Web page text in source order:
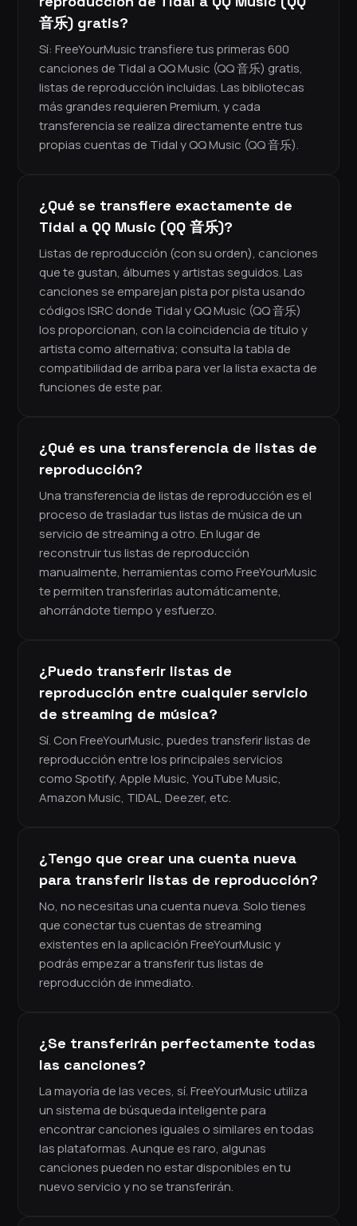
音乐) gratis?
Sí: FreeYourMusic transfiere tus primeras 600
canciones de Tidal a QQ Music (QQ 音乐) gratis,
listas de reproducción incluidas. Las bibliotecas
más grandes requieren Premium, y cada
transferencia se realiza directamente entre tus
propias cuentas de Tidal y QQ Music (QQ 音乐).
¿Qué se transfiere exactamente de
Tidal a QQ Music (QQ 音乐)?
Listas de reproducción (con su orden), canciones
que te gustan, álbumes y artistas seguidos. Las
canciones se emparejan pista por pista usando
códigos ISRC donde Tidal y QQ Music (QQ 音乐)
los proporcionan, con la coincidencia de título y
artista como alternativa; consulta la tabla de
compatibilidad de arriba para ver la lista exacta de
funciones de este par.
¿Qué es una transferencia de listas de
reproducción?
Una transferencia de listas de reproducción es el
proceso de trasladar tus listas de música de un
servicio de streaming a otro. En lugar de
reconstruir tus listas de reproducción
manualmente, herramientas como FreeYourMusic
te permiten transferirlas automáticamente,
ahorrándote tiempo y esfuerzo.
¿Puedo transferir listas de
reproducción entre cualquier servicio
de streaming de música?
Sí. Con FreeYourMusic, puedes transferir listas de
reproducción entre los principales servicios
como Spotify, Apple Music, YouTube Music,
Amazon Music, TIDAL, Deezer, etc.
¿Tengo que crear una cuenta nueva
para transferir listas de reproducción?
No, no necesitas una cuenta nueva. Solo tienes
que conectar tus cuentas de streaming
existentes en la aplicación FreeYourMusic y
podrás empezar a transferir tus listas de
reproducción de inmediato.
¿Se transferirán perfectamente todas
las canciones?
La mayoría de las veces, sí. FreeYourMusic utiliza
un sistema de búsqueda inteligente para
encontrar canciones iguales o similares en todas
las plataformas. Aunque es raro, algunas
canciones pueden no estar disponibles en tu
nuevo servicio y no se transferirán.